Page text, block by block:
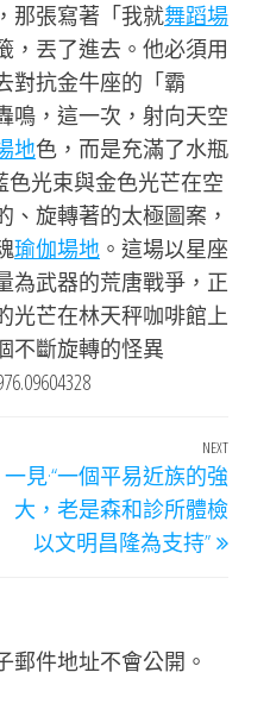
那張寫著「我就舞蹈場
，丟了進去。他必須用
對抗金牛座的「霸
鳴，這一次，射向天空
地色，而是充滿了水瓶
光束與金色光芒在空
、旋轉著的太極圖案，
瑜伽場地 。這場以星座
為武器的荒唐戰爭，正
光芒在林天秤咖啡館上
不斷旋轉的怪異
Next
Post
NEXT
一見·“一個平易近族的強
大，老是森和診所體檢
以文明昌隆為支持”
郵件地址不會公開。